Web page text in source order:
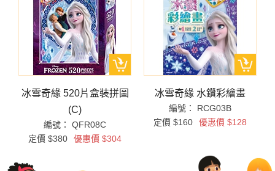
冰雪奇緣 520片盒裝拼圖
(C)
編號： QFR08C
定價 $380
優惠價 $304
冰雪奇緣 水鑽彩繪畫
編號： RCG03B
定價 $160
優惠價 $128